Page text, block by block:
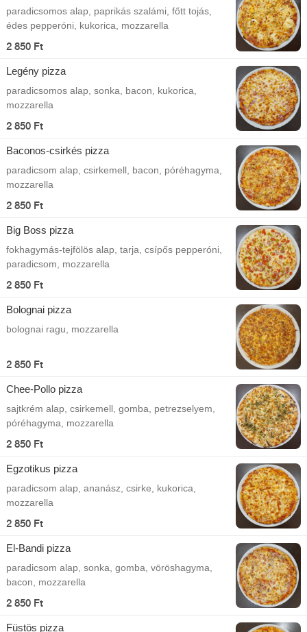
paradicsomos alap, paprikás szalámi, főtt tojás,
édes pepperóni, kukorica, mozzarella
2 850 Ft
Legény pizza
paradicsomos alap, sonka, bacon, kukorica,
mozzarella
2 850 Ft
Baconos-csirkés pizza
paradicsom alap, csirkemell, bacon, póréhagyma,
mozzarella
2 850 Ft
Big Boss pizza
fokhagymás-tejfölös alap, tarja, csípős pepperóni,
paradicsom, mozzarella
2 850 Ft
Bolognai pizza
bolognai ragu, mozzarella
2 850 Ft
Chee-Pollo pizza
sajtkrém alap, csirkemell, gomba, petrezselyem,
póréhagyma, mozzarella
2 850 Ft
Egzotikus pizza
paradicsom alap, ananász, csirke, kukorica,
mozzarella
2 850 Ft
El-Bandi pizza
paradicsom alap, sonka, gomba, vöröshagyma,
bacon, mozzarella
2 850 Ft
Füstös pizza